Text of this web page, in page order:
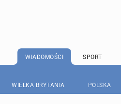
WIADOMOŚCI SPORT
WIELKA BRYTANIA POLSKA